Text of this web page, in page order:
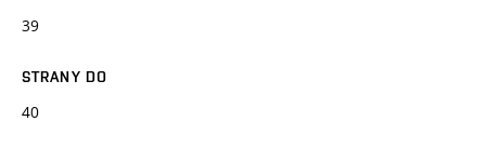
39
STRANY DO
40